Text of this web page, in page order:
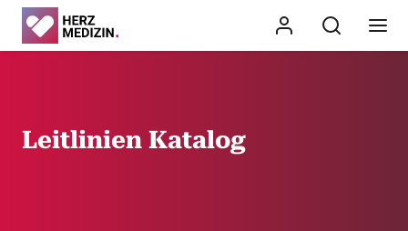
Leitlinien Katalog